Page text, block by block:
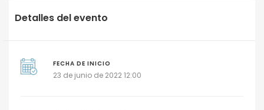
Detalles del evento
FECHA DE INICIO
23 de junio de 2022 12:00